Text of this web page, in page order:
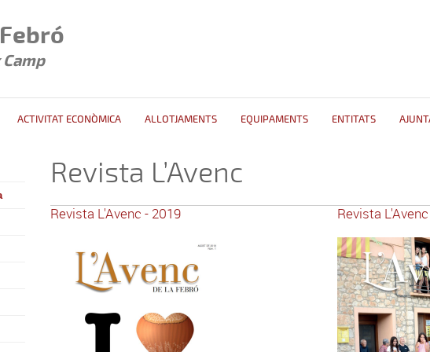
ACTIVITAT ECONÒMICA ALLOTJAMENTS EQUIPAMENTS ENTITATS
Revista L’Avenc
Revista L'Avenc - 2019 Revista